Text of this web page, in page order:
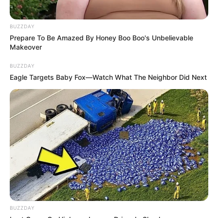
Τελευταία νέα
Χάος στη Σκιάθο από 39χρονη:
Τραγωδία στη Μύκονο: Νεκρός
42χρονος σε τροχαίο με μηχανή
Τον εγκατέλειψαν νεκρό μέσα στο
αυτοκίνητο: Η σκληρή αλήθεια για την
τραγωδία με τον 72χρονο στα Άνω
Λιόσια
Χαλκίδα: Ξυλοδαρμός συζύγου παρά το
διπλό Panic Button
BUZZDAY
Prepare To Be Amazed By Honey Boo Boo's Unbelievable
Makeover
BUZZDAY
Eagle Targets Baby Fox—Watch What The Neighbor Did Next
BUZZDAY